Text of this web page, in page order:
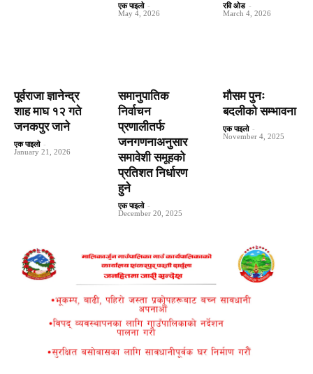
एक पाइलो -
May 4, 2026
रवि ओड -
March 4, 2026
पूर्वराजा ज्ञानेन्द्र
शाह माघ १२ गते
जनकपुर जाने
एक पाइलो -
January 21, 2026
समानुपातिक
निर्वाचन
प्रणालीतर्फ
जनगणनाअनुसार
समावेशी समूहको
प्रतिशत निर्धारण
हुने
एक पाइलो -
December 20, 2025
मौसम पुनः
बदलीको सम्भावना
एक पाइलो -
November 4, 2025